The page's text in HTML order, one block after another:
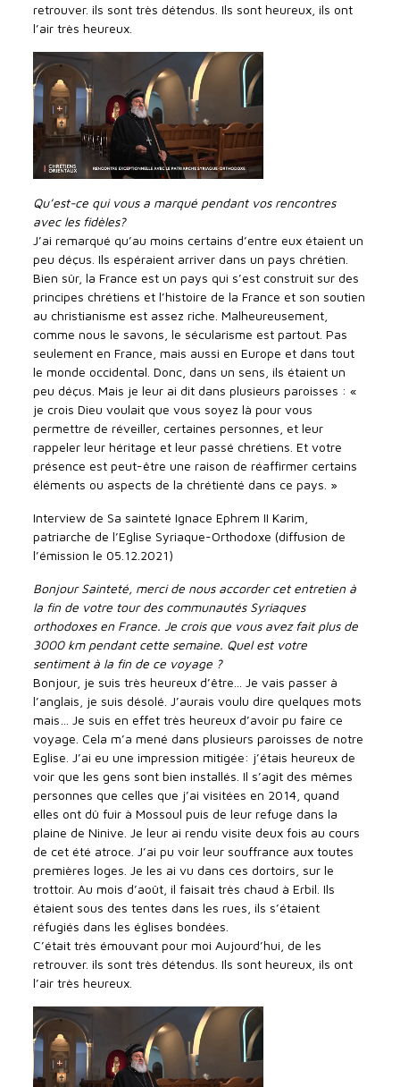
retrouver. ils sont très détendus. Ils sont heureux, ils ont
l’air très heureux.
Qu’est-ce qui vous a marqué pendant vos rencontres
avec les fidèles?
J’ai remarqué qu’au moins certains d’entre eux étaient un
peu déçus. Ils espéraient arriver dans un pays chrétien.
Bien sûr, la France est un pays qui s’est construit sur des
principes chrétiens et l’histoire de la France et son soutien
au christianisme est assez riche. Malheureusement,
comme nous le savons, le sécularisme est partout. Pas
seulement en France, mais aussi en Europe et dans tout
le monde occidental. Donc, dans un sens, ils étaient un
peu déçus. Mais je leur ai dit dans plusieurs paroisses : «
je crois Dieu voulait que vous soyez là pour vous
permettre de réveiller, certaines personnes, et leur
rappeler leur héritage et leur passé chrétiens. Et votre
présence est peut-être une raison de réaffirmer certains
éléments ou aspects de la chrétienté dans ce pays. »
Interview de Sa sainteté Ignace Ephrem II Karim,
patriarche de l’Eglise Syriaque-Orthodoxe (diffusion de
l’émission le 05.12.2021)
Bonjour Sainteté, merci de nous accorder cet entretien à
la fin de votre tour des communautés Syriaques
orthodoxes en France. Je crois que vous avez fait plus de
3000 km pendant cette semaine. Quel est votre
sentiment à la fin de ce voyage ?
Bonjour, je suis très heureux d’être... Je vais passer à
l’anglais, je suis désolé. J’aurais voulu dire quelques mots
mais… Je suis en effet très heureux d’avoir pu faire ce
voyage. Cela m’a mené dans plusieurs paroisses de notre
Eglise. J’ai eu une impression mitigée: j’étais heureux de
voir que les gens sont bien installés. Il s’agit des mêmes
personnes que celles que j’ai visitées en 2014, quand
elles ont dû fuir à Mossoul puis de leur refuge dans la
plaine de Ninive. Je leur ai rendu visite deux fois au cours
de cet été atroce. J’ai pu voir leur souffrance aux toutes
premières loges. Je les ai vu dans ces dortoirs, sur le
trottoir. Au mois d’août, il faisait très chaud à Erbil. Ils
étaient sous des tentes dans les rues, ils s’étaient
réfugiés dans les églises bondées.
C’était très émouvant pour moi Aujourd’hui, de les
retrouver. ils sont très détendus. Ils sont heureux, ils ont
l’air très heureux.